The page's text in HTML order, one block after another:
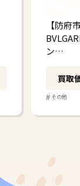
【防府
ン…
買取
# その他